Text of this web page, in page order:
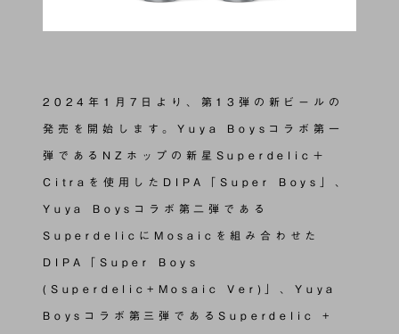
2024年1月7日より、第13弾の新ビールの
発売を開始します。Yuya Boysコラボ第一
弾であるNZホップの新星Superdelic＋
Citraを使用したDIPA「Super Boys」、
Yuya Boysコラボ第二弾である
SuperdelicにMosaicを組み合わせた
DIPA「Super Boys
(Superdelic+Mosaic Ver)」、Yuya
Boysコラボ第三弾であるSuperdelic +